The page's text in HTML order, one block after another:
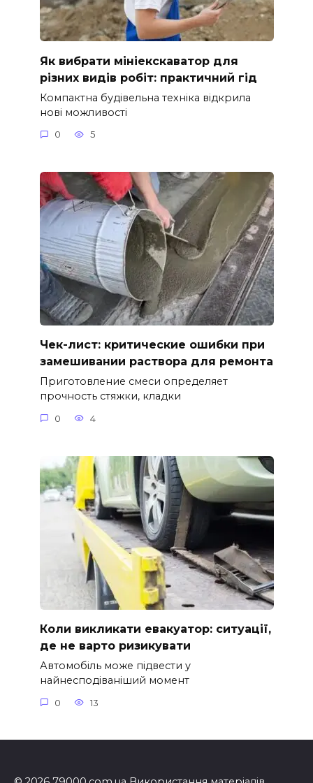
Як вибрати мініекскаватор для
різних видів робіт: практичний гід
Компактна будівельна техніка відкрила
нові можливості
0 5
Чек-лист: критические ошибки при
замешивании раствора для ремонта
Приготовление смеси определяет
прочность стяжки, кладки
0 4
Коли викликати евакуатор: ситуації,
де не варто ризикувати
Автомобіль може підвести у
найнесподіваніший момент
0 13